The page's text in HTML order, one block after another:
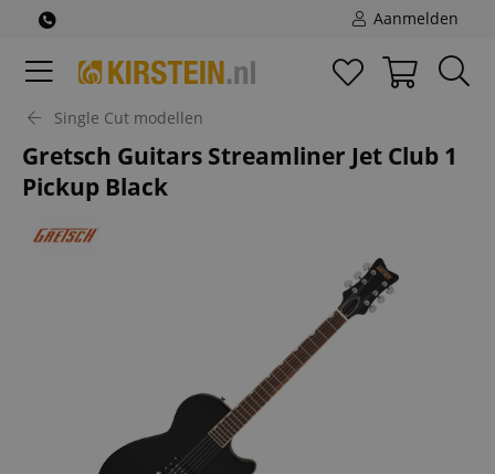
Aanmelden
Single Cut modellen
Gretsch Guitars Streamliner Jet Club 1
Pickup Black